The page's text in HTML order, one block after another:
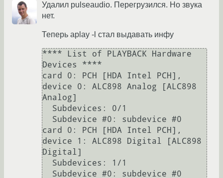
Удалил pulseaudio. Перегрузился. Но звука
нет.
Теперь aplay -l стал выдавать инфу
**** List of PLAYBACK Hardware
Devices ****
card 0: PCH [HDA Intel PCH],
device 0: ALC898 Analog [ALC898
Analog]
card 0: PCH [HDA Intel PCH],
device 1: ALC898 Digital [ALC898
Digital]